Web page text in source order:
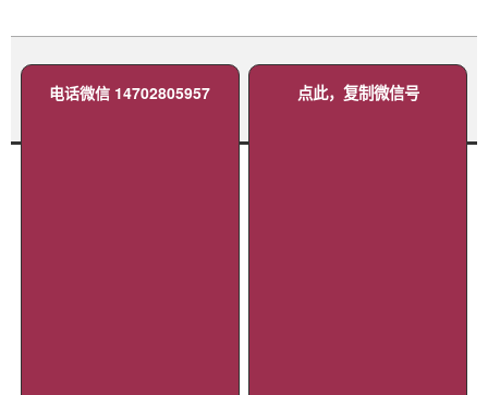
电话微信 14702805957 点此，复制微信号